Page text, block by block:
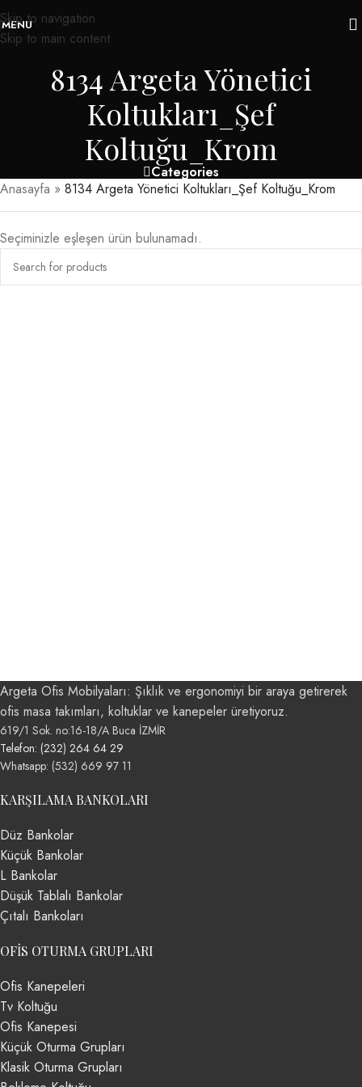
Skip to navigation
Skip to main content
MENU
8134 Argeta Yönetici
Koltukları_Şef
Koltuğu_Krom
Categories
Anasayfa » 8134 Argeta Yönetici Koltukları_Şef Koltuğu_Krom
Seçiminizle eşleşen ürün bulunamadı.
Argeta Ofis Mobilyaları: Şıklık ve ergonomiyi bir araya getirerek
ofis masa takımları, koltuklar ve kanepeler üretiyoruz.
619/1 Sok. no:16-18/A Buca İZMİR
Telefon: (232) 264 64 29
Whatsapp: (532) 669 97 11
KARŞILAMA BANKOLARI
Düz Bankolar
Küçük Bankolar
L Bankolar
Düşük Tablalı Bankolar
Çıtalı Bankoları
OFIS OTURMA GRUPLARI
Ofis Kanepeleri
Tv Koltuğu
Ofis Kanepesi
Küçük Oturma Grupları
Klasik Oturma Grupları